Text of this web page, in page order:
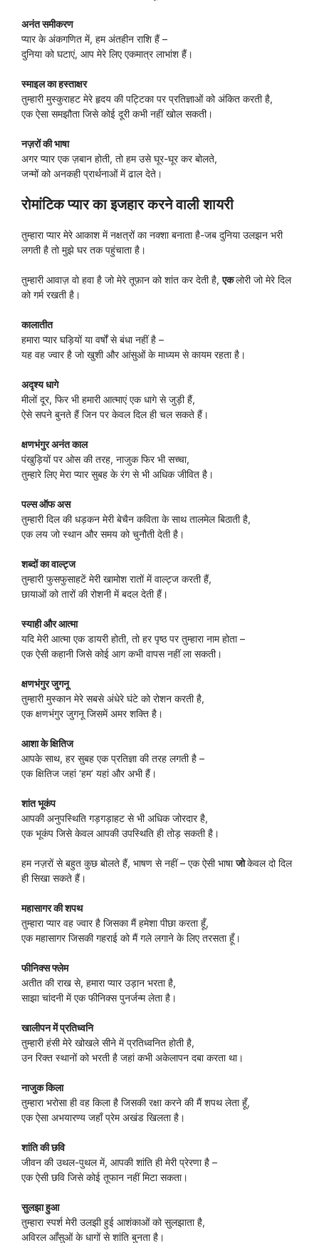
अनंत समीकरण
प्यार के अंकगणित में, हम अंतहीन राशि हैं –
दुनिया को घटाएं, आप मेरे लिए एकमात्र लाभांश हैं।
स्माइल का हस्ताक्षर
तुम्हारी मुस्कुराहट मेरे हृदय की पट्टिका पर प्रतिज्ञाओं को अंकित करती है,
एक ऐसा समझौता जिसे कोई दूरी कभी नहीं खोल सकती।
नज़रों की भाषा
अगर प्यार एक ज़बान होती, तो हम उसे घूर-घूर कर बोलते,
जन्मों को अनकही प्रार्थनाओं में ढाल देते।
रोमांटिक प्यार का इजहार करने वाली शायरी
तुम्हारा प्यार मेरे आकाश में नक्षत्रों का नक्शा बनाता है-जब दुनिया उलझन भरी
लगती है तो मुझे घर तक पहुंचाता है।
तुम्हारी आवाज़ वो हवा है जो मेरे तूफ़ान को शांत कर देती है,एकलोरी जो मेरे दिल
को गर्म रखती है।
कालातीत
हमारा प्यार घड़ियों या वर्षों से बंधा नहीं है –
यह वह ज्वार है जो खुशी और आंसुओं के माध्यम से कायम रहता है।
अदृश्य धागे
मीलों दूर, फिर भी हमारी आत्माएं एक धागे से जुड़ी हैं,
ऐसे सपने बुनते हैं जिन पर केवल दिल ही चल सकते हैं।
क्षणभंगुर अनंत काल
पंखुड़ियों पर ओस की तरह, नाजुक फिर भी सच्चा,
तुम्हारे लिए मेरा प्यार सुबह के रंग से भी अधिक जीवित है।
पल्स ऑफ अस
तुम्हारी दिल की धड़कन मेरी बेचैन कविता के साथ तालमेल बिठाती है,
एक लय जो स्थान और समय को चुनौती देती है।
शब्दों का वाल्ट्ज
तुम्हारी फुसफुसाहटें मेरी खामोश रातों में वाल्ट्ज करती हैं,
छायाओं को तारों की रोशनी में बदल देती हैं।
स्याही और आत्मा
यदि मेरी आत्मा एक डायरी होती, तो हर पृष्ठ पर तुम्हारा नाम होता –
एक ऐसी कहानी जिसे कोई आग कभी वापस नहीं ला सकती।
क्षणभंगुर जुगनू
तुम्हारी मुस्कान मेरे सबसे अंधेरे घंटे को रोशन करती है,
एक क्षणभंगुर जुगनू जिसमें अमर शक्ति है।
आशा के क्षितिज
आपके साथ, हर सुबह एक प्रतिज्ञा की तरह लगती है –
एक क्षितिज जहां ‘हम’ यहां और अभी हैं।
शांत भूकंप
आपकी अनुपस्थिति गड़गड़ाहट से भी अधिक जोरदार है,
एक भूकंप जिसे केवल आपकी उपस्थिति ही तोड़ सकती है।
हम नज़रों से बहुत कुछ बोलते हैं, भाषण से नहीं – एक ऐसी भाषाजोकेवल दो दिल
ही सिखा सकते हैं।
महासागर की शपथ
तुम्हारा प्यार वह ज्वार है जिसका मैं हमेशा पीछा करता हूँ,
एक महासागर जिसकी गहराई को मैं गले लगाने के लिए तरसता हूँ।
फीनिक्स फ्लेम
अतीत की राख से, हमारा प्यार उड़ान भरता है,
साझा चांदनी में एक फीनिक्स पुनर्जन्म लेता है।
खालीपन में प्रतिध्वनि
तुम्हारी हंसी मेरे खोखले सीने में प्रतिध्वनित होती है,
उन रिक्त स्थानों को भरती है जहां कभी अकेलापन दबा करता था।
नाजुक किला
तुम्हारा भरोसा ही वह किला है जिसकी रक्षा करने की मैं शपथ लेता हूँ,
एक ऐसा अभयारण्य जहाँ प्रेम अखंड खिलता है।
शांति की छवि
जीवन की उथल-पुथल में, आपकी शांति ही मेरी प्रेरणा है –
एक ऐसी छवि जिसे कोई तूफान नहीं मिटा सकता।
सुलझा हुआ
तुम्हारा स्पर्श मेरी उलझी हुई आशंकाओं को सुलझाता है,
अविरल आँसुओं के धागों से शांति बुनता है।